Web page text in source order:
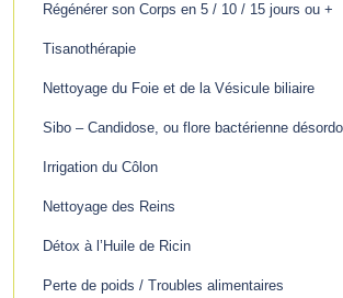
Régénérer son Corps en 5 / 10 / 15 jours ou +
Tisanothérapie
Nettoyage du Foie et de la Vésicule biliaire
Sibo – Candidose, ou flore bactérienne
Irrigation du Côlon
Nettoyage des Reins
Détox à l’Huile de Ricin
Perte de poids / Troubles alimentaires